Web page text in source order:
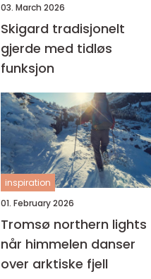
03. March 2026
Skigard tradisjonelt
gjerde med tidløs
funksjon
inspiration
01. February 2026
Tromsø northern lights
når himmelen danser
over arktiske fjell